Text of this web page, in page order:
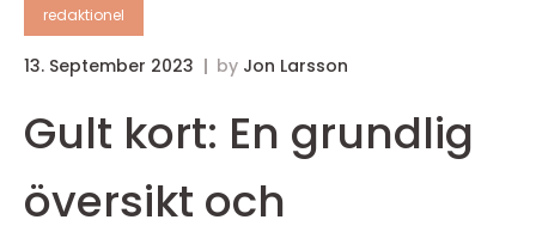
redaktionel
13. September 2023 by Jon Larsson
Gult kort: En grundlig
översikt och